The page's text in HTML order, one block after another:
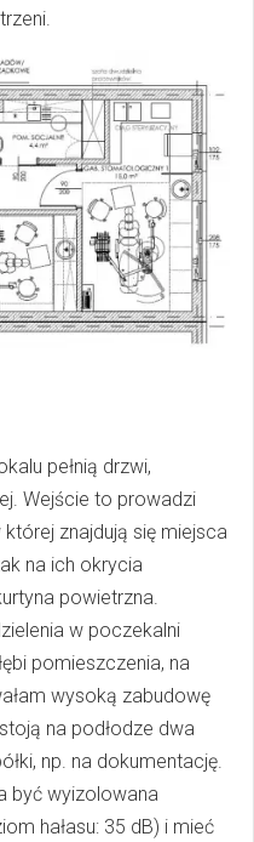
pełnią drzwi,
Wejście to prowadzi
znajdują się miejsca
na ich okrycia
powietrzna.
w poczekalni
pomieszczenia, na
wysoką zabudowę
na podłodze dwa
np. na dokumentację.
być wyizolowana
hałasu: 35 dB) i mieć